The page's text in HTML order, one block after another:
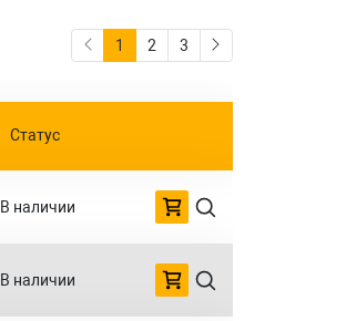
1 2 3
Статус
В наличии
В наличии